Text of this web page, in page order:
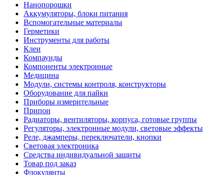
Нанопорошки
Аккумуляторы, блоки питания
Вспомогательные материалы
Герметики
Инструменты для работы
Клеи
Компаунды
Компоненты электронные
Медицина
Модули, системы контроля, конструкторы
Оборудование для пайки
Приборы измерительные
Припои
Радиаторы, вентиляторы, корпуса, готовые группы
Регуляторы, электронные модули, световые эффекты
Реле, джамперы, переключатели, кнопки
Световая электроника
Средства индивидуальной защиты
Товар под заказ
Флокулянты